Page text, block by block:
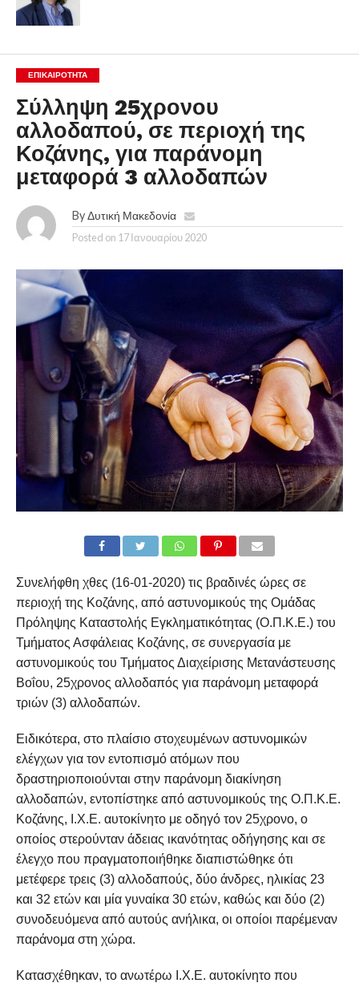
ΕΠΙΚΑΙΡΟΤΗΤΑ
Σύλληψη 25χρονου
αλλοδαπού, σε περιοχή της
Κοζάνης, για παράνομη
μεταφορά 3 αλλοδαπών
By Δυτική Μακεδονία
Posted on 17 Ιανουαρίου 2020
Συνελήφθη χθες (16-01-2020) τις βραδινές ώρες σε
περιοχή της Κοζάνης, από αστυνομικούς της Ομάδας
Πρόληψης Καταστολής Εγκληματικότητας (Ο.Π.Κ.Ε.) του
Τμήματος Ασφάλειας Κοζάνης, σε συνεργασία με
αστυνομικούς του Τμήματος Διαχείρισης Μετανάστευσης
Βοΐου, 25χρονος αλλοδαπός για παράνομη μεταφορά
τριών (3) αλλοδαπών.
Ειδικότερα, στο πλαίσιο στοχευμένων αστυνομικών
ελέγχων για τον εντοπισμό ατόμων που
δραστηριοποιούνται στην παράνομη διακίνηση
αλλοδαπών, εντοπίστηκε από αστυνομικούς της Ο.Π.Κ.Ε.
Κοζάνης, Ι.Χ.Ε. αυτοκίνητο με οδηγό τον 25χρονο, ο
οποίος στερούνταν άδειας ικανότητας οδήγησης και σε
έλεγχο που πραγματοποιήθηκε διαπιστώθηκε ότι
μετέφερε τρεις (3) αλλοδαπούς, δύο άνδρες, ηλικίας 23
και 32 ετών και μία γυναίκα 30 ετών, καθώς και δύο (2)
συνοδευόμενα από αυτούς ανήλικα, οι οποίοι παρέμεναν
παράνομα στη χώρα.
Κατασχέθηκαν, το ανωτέρω Ι.Χ.Ε. αυτοκίνητο που